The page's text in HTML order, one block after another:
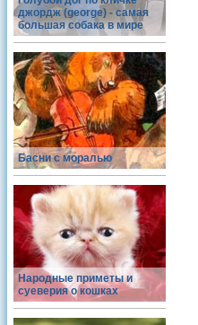
джордж (george) - самая
большая собака в мире
Басни с моралью
Народные приметы и
суеверия о кошках